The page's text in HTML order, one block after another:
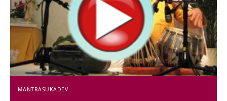
MANTRASUKADEV